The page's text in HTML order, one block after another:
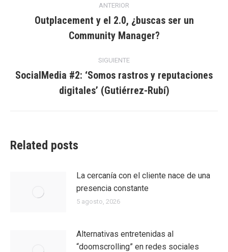
entre
entradas
ANTERIOR
Entrada
anterior:
Outplacement y el 2.0, ¿buscas ser un
Community Manager?
SIGUIENTE
siguiente:
SocialMedia #2: ‘Somos rastros y reputaciones
digitales’ (Gutiérrez-Rubí)
Related posts
La cercanía con el cliente nace de una
presencia constante
5 agosto, 2026
Alternativas entretenidas al
“doomscrolling” en redes sociales